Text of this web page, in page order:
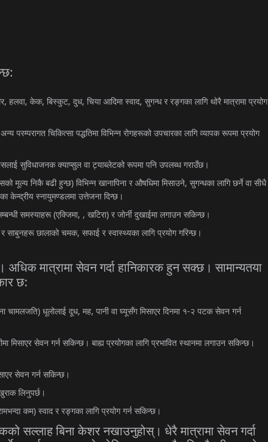
:
, हलवा, केक, बिस्कुट, दुध, चिया आदिमा स्वाद, सुगन्ध र रङ्गका लागि थोरै मात्रामा प्रयोग
अन्य परम्परागत चिकित्सा पद्धतिमा विभिन्न रोगहरूको उपचारका लागि व्यापक रूपमा प्रयोग
सुविधाजनक क्याप्सुल वा ट्याब्लेटको रूपमा पनि उपलब्ध गराउँछ।
मूल्य निकै बढी हुन्छ) विभिन्न खानापिना र औषधिमा मिसाउने, सुगन्धका लागि छर्ने वा सीधै
केन्द्रीय स्नायुमण्डलमा उत्तेजना दिन्छ।
समस्याहरू(एक्जिमा, , खटिरा) र जोर्नी दुखाईमा लगाउन सकिन्छ।
र साबुनहरू छालाको चमक, सफाई र स्वास्थ्यका लागि प्रयोग गरिन्छ।
अधिक मात्रामा सेवन गर्दा हानिकारक हुन सक्छ। सामान्यतया
छ:
चामलजति) धूलोलाई दूध, मह, पानी वा घ्यूसँग मिसाएर दिनमा १-२ पटक सेवन गर्न
मिसाएर सेवन गर्न सकिन्छ। बाह्य प्रयोगका लागि प्रभावित स्थानमा लगाउन सकिन्छ।
सेवन गर्न सकिन्छ।
लिनुपर्छ।
कम) स्वाद र रङ्गका लागि प्रयोग गर्न सकिन्छ।
सल्लाह बिना केशर नखाउनुहोस्। धेरै मात्रामा सेवन गर्दा